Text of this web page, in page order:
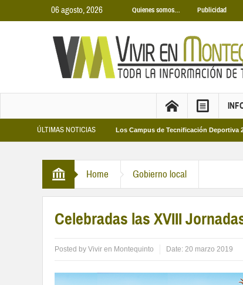
06 agosto, 2026 Quienes somos… Publicidad
ÚLTIMAS NOTICIAS
Municipales 2026 Los Campus de Tecnificación Deportiva 2026
Home Gobierno local
Celebradas las XVIII
Posted by Vivir en Montequinto Date: 20 marzo 2019